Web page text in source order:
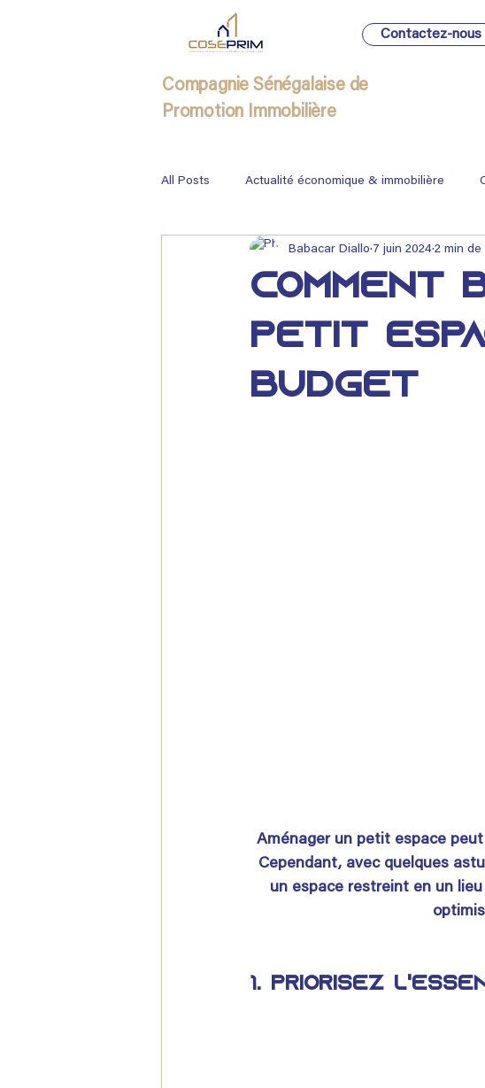
Compagnie Sénégalaise de
Promotion Immobilière
Contactez-nous
All Posts Actualité économique & immobilière
Immobilier
Comment
petit
budget
Babacar Diallo 7 juin 2024 2 min de
Aménager un petit espace
Cependant, avec quelques
un espace restreint en un
1. Priorisez